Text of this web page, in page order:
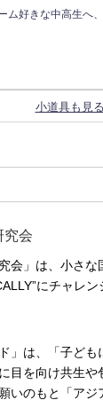
ム好きな中高生へ
小道具も見る
究会
会」は、小さ
にチャレン
」は、「子ども
目を向け共生
いのもと「ア